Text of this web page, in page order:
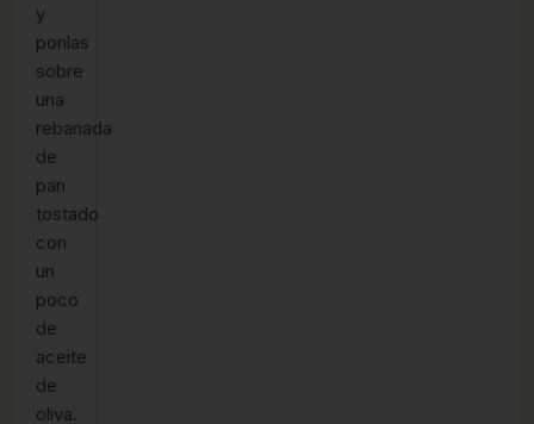
y
ponlas
sobre
una
rebanada
de
pan
tostado
con
un
poco
de
aceite
de
oliva.